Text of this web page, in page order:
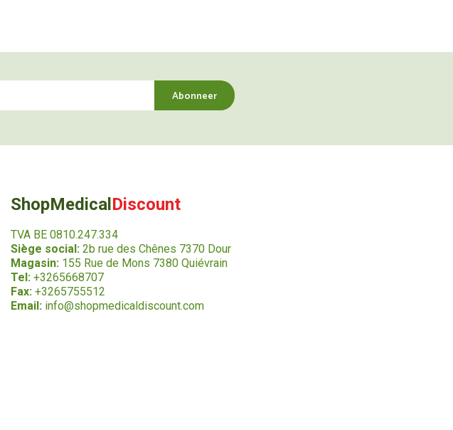
ShopMedical Discount
TVA BE 0810.247.334
Siège social:2b rue des Chênes 7370 Dour
Magasin:155 Rue de Mons 7380 Quiévrain
Tel: +3265668707
Fax: +3265755512
Email: info@shopmedicaldiscount.com